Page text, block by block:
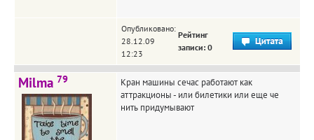
Опубликовано:
28.12.09
12:23
Рейтинг
записи: 0
Milma 79
Кран машины сечас работают как
аттракционы - или билетики или еще че
нить придумывают